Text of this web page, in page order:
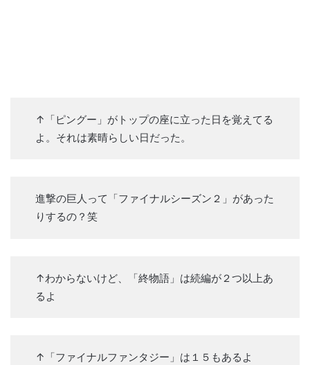
↑「ピングー」がトップの座に立った日を覚えてる
よ。それは素晴らしい日だった。
進撃の巨人って「ファイナルシーズン２」があった
りするの？笑
↑わからないけど、「終物語」は続編が２つ以上あ
るよ
↑「ファイナルファンタジー」は１５もあるよ